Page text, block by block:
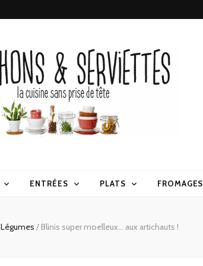
ENTRÉES PLATS FROMAGES
Légumes / Blinis super moelleux… aux artichauts !